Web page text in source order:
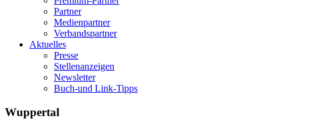
Partner
Medienpartner
Verbandspartner
Aktuelles
Presse
Stellenanzeigen
Newsletter
Buch-und Link-Tipps
Wuppertal